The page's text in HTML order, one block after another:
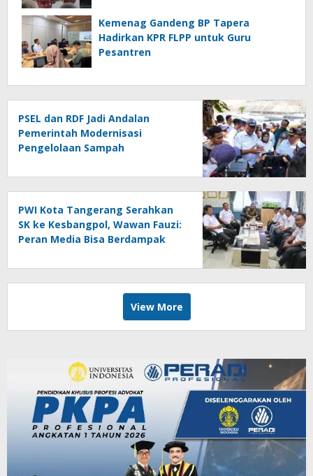
Kemenag Gandeng BP Tapera
Hadirkan KPR FLPP untuk Guru
Pesantren
PSEL dan RDF Jadi Andalan
Pemerintah Modernisasi
Pengelolaan Sampah
PWI Kota Tangerang Serahkan
SK ke Kesbangpol, Wawan Fauzi:
Peran Media Bisa Berdampak
View More